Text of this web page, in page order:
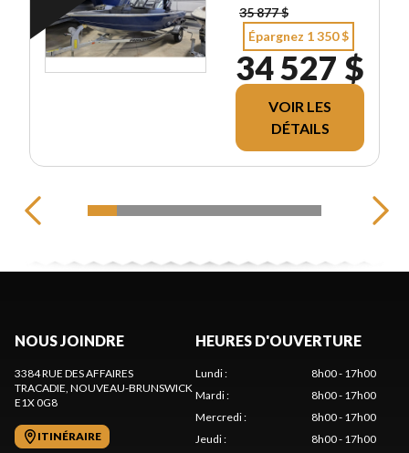
35 877 $
Épargnez 1 350 $
34 527 $
VOIR LES
DÉTAILS
NOUS JOINDRE
3384 RUE DES AFFAIRES
TRACADIE , NOUVEAU-BRUNSWICK
E1X 0G8
ITINÉRAIRE
HEURES D'OUVERTURE
Lundi:
8h00 - 17h00
Mardi:
8h00 - 17h00
Mercredi:
8h00 - 17h00
Jeudi: 8h00 - 17h00